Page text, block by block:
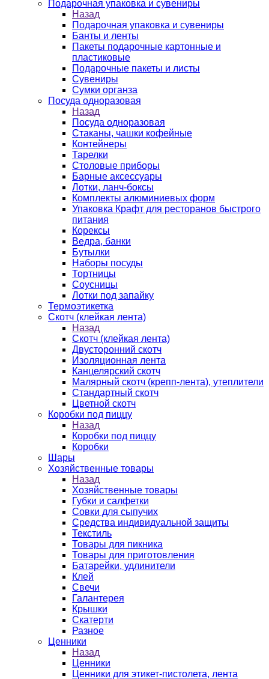
Подарочная упаковка и сувениры
Назад
Подарочная упаковка и сувениры
Банты и ленты
Пакеты подарочные картонные и
пластиковые
Подарочные пакеты и листы
Сувениры
Сумки органза
Посуда одноразовая
Назад
Посуда одноразовая
Стаканы, чашки кофейные
Контейнеры
Тарелки
Столовые приборы
Барные аксессуары
Лотки, ланч-боксы
Комплекты алюминиевых форм
Упаковка Крафт для ресторанов быстрого
питания
Корексы
Ведра, банки
Бутылки
Наборы посуды
Тортницы
Соусницы
Лотки под запайку
Термоэтикетка
Скотч (клейкая лента)
Назад
Скотч (клейкая лента)
Двусторонний скотч
Изоляционная лента
Канцелярский скотч
Малярный скотч (крепп-лента), утеплители
Стандартный скотч
Цветной скотч
Коробки под пиццу
Назад
Коробки под пиццу
Коробки
Шары
Хозяйственные товары
Назад
Хозяйственные товары
Губки и салфетки
Совки для сыпучих
Средства индивидуальной защиты
Текстиль
Товары для пикника
Товары для приготовления
Батарейки, удлинители
Клей
Свечи
Галантерея
Крышки
Скатерти
Разное
Ценники
Назад
Ценники
Ценники для этикет-пистолета, лента